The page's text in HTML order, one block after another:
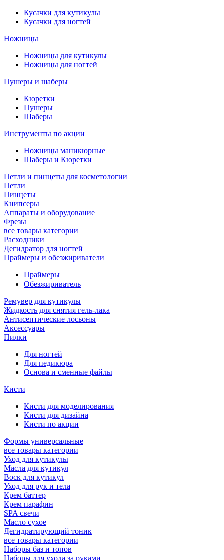
Кусачки для кутикулы
Кусачки для ногтей
Ножницы
Ножницы для кутикулы
Ножницы для ногтей
Пушеры и шаберы
Кюретки
Пушеры
Шаберы
Инструменты по акции
Ножницы маникюрные
Шаберы и Кюретки
Петли и пинцеты для косметологии
Петли
Пинцеты
Книпсеры
Аппараты и оборудование
Фрезы
все товары категории
Расходники
Дегидратор для ногтей
Праймеры и обезжириватели
Праймеры
Обезжириватель
Ремувер для кутикулы
Жидкость для снятия гель-лака
Антисептические лосьоны
Аксессуары
Пилки
Для ногтей
Для педикюра
Основа и сменные файлы
Кисти
Кисти для моделирования
Кисти для дизайна
Кисти по акции
Формы универсальные
все товары категории
Уход для кутикулы
Масла для кутикул
Воск для кутикул
Уход для рук и тела
Крем баттер
Крем парафин
SPA свечи
Масло сухое
Дегидратирующий тоник
все товары категории
Наборы баз и топов
Наборы для ухода за руками